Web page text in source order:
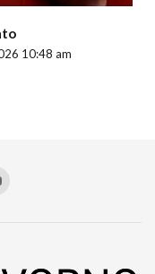
10:48 am